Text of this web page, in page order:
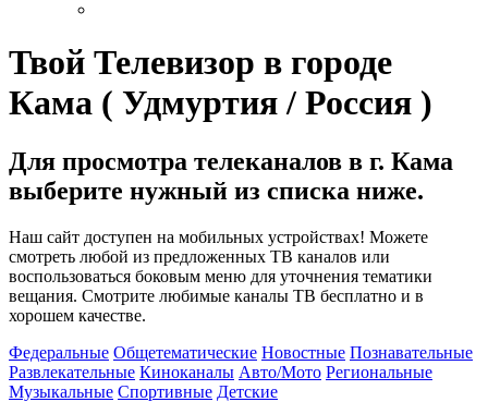
Твой Телевизор в городе
Кама ( Удмуртия / Россия )
Для просмотра телеканалов в г. Кама
выберите нужный из списка ниже.
Наш сайт доступен на мобильных устройствах! Можете
смотреть любой из предложенных ТВ каналов или
воспользоваться боковым меню для уточнения тематики
вещания. Смотрите любимые каналы ТВ бесплатно и в
хорошем качестве.
Федеральные Общетематические Новостные Познавательные
Развлекательные Киноканалы Авто/Мото Региональные
Музыкальные Спортивные Детские